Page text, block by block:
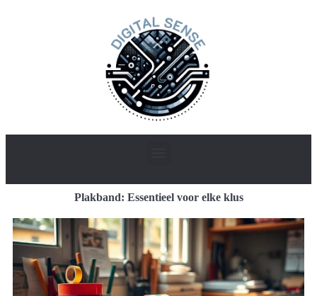
Plakband: Essentieel voor elke klus